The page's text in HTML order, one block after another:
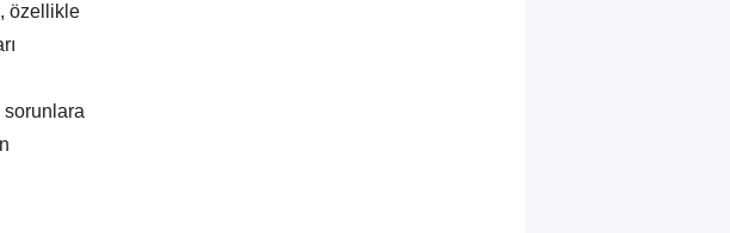
özellikle
sorunlara